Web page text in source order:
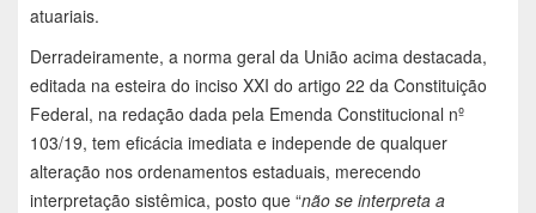
atuariais.
Derradeiramente, a norma geral da União acima destacada,
editada na esteira do inciso XXI do artigo 22 da Constituição
Federal, na redação dada pela Emenda Constitucional nº
103/19, tem eficácia imediata e independe de qualquer
alteração nos ordenamentos estaduais, merecendo
interpretação sistêmica, posto que “não se interpreta a